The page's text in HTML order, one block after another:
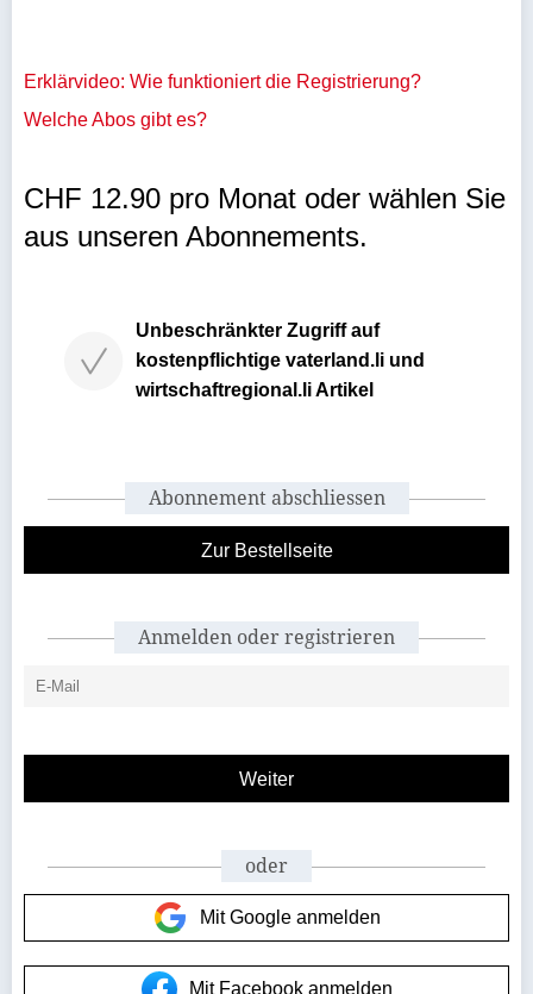
Erklärvideo: Wie funktioniert die Registrierung?
Welche Abos gibt es?
CHF 12.90 pro Monat oder wählen Sie
aus unseren Abonnements.
Unbeschränkter Zugriff auf
kostenpflichtige vaterland.li und
wirtschaftregional.li Artikel
Abonnement abschliessen
Zur Bestellseite
Anmelden oder registrieren
oder
Mit Google anmelden
Mit Facebook anmelden